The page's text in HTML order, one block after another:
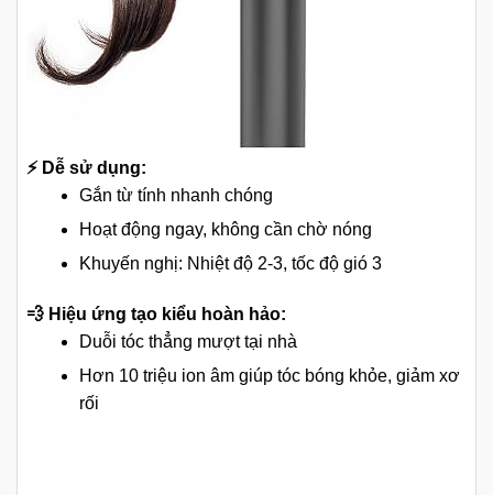
⚡ Dễ sử dụng:
Gắn từ tính nhanh chóng
Hoạt động ngay, không cần chờ nóng
Khuyến nghị: Nhiệt độ 2-3, tốc độ gió 3
💨 Hiệu ứng tạo kiểu hoàn hảo:
Duỗi tóc thẳng mượt tại nhà
Hơn 10 triệu ion âm giúp tóc bóng khỏe, giảm xơ
rối